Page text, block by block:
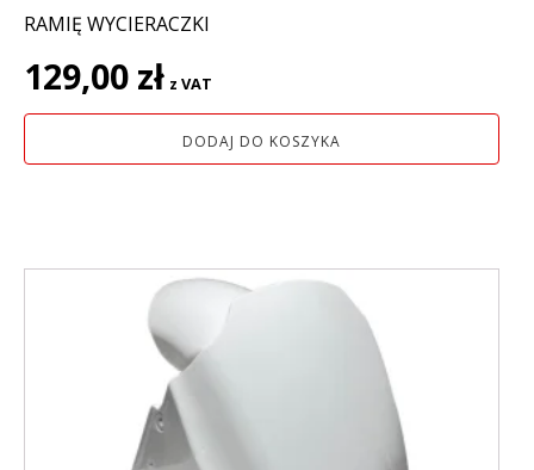
RAMIĘ WYCIERACZKI
129,00 zł z VAT
DODAJ DO KOSZYKA